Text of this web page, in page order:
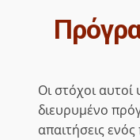
Οι στόχοι
διευρυμένο
απαιτήσεις